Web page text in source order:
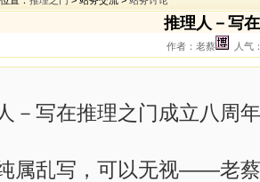
推理人－写
作者：老蔡 人气
－写在推理之门成立八周
乱写，可以无视——老蔡